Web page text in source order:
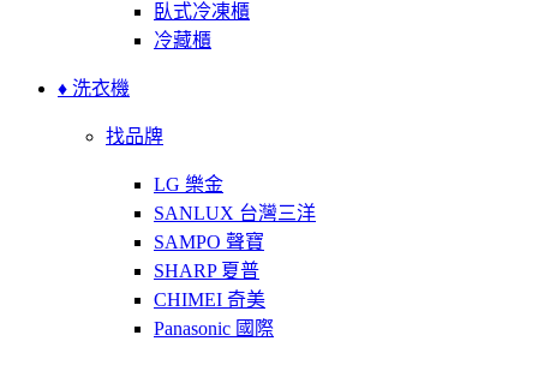
臥式冷凍櫃
冷藏櫃
♦ 洗衣機
找品牌
LG 樂金
SANLUX 台灣三洋
SAMPO 聲寶
SHARP 夏普
CHIMEI 奇美
Panasonic 國際